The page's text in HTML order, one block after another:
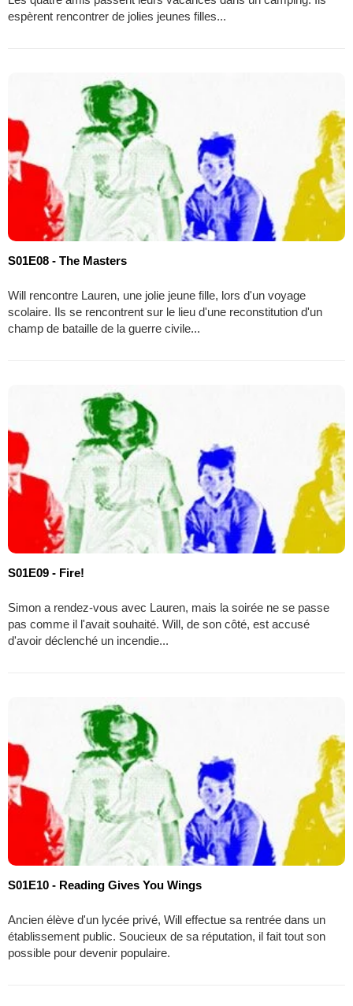
espèrent rencontrer de jolies jeunes filles...
S01E08 - The Masters
Will rencontre Lauren, une jolie jeune fille, lors d'un voyage
scolaire. Ils se rencontrent sur le lieu d'une reconstitution d'un
champ de bataille de la guerre civile...
S01E09 - Fire!
Simon a rendez-vous avec Lauren, mais la soirée ne se passe
pas comme il l'avait souhaité. Will, de son côté, est accusé
d'avoir déclenché un incendie...
S01E10 - Reading Gives You Wings
Ancien élève d'un lycée privé, Will effectue sa rentrée dans un
établissement public. Soucieux de sa réputation, il fait tout son
possible pour devenir populaire.